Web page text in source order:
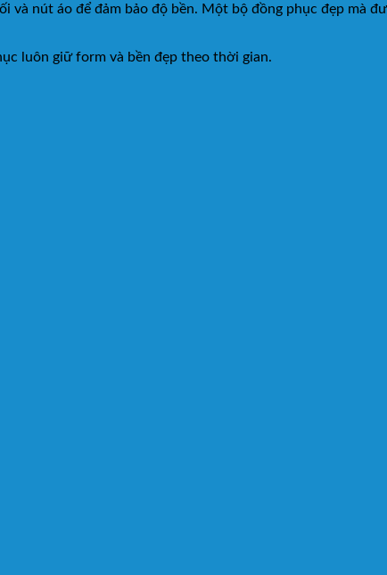
và nút áo để đảm bảo độ bền. Một bộ đồng phục đẹp mà
luôn giữ form và bền đẹp theo thời gian.